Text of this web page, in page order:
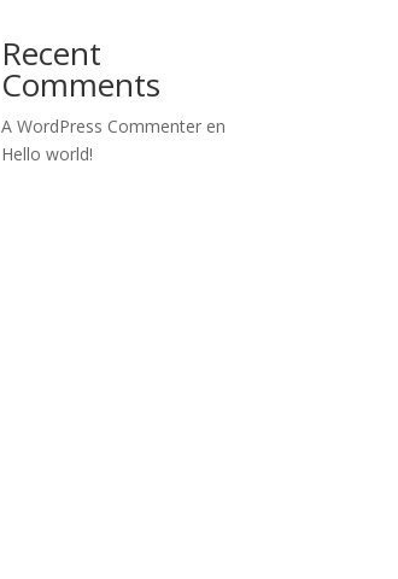
Recent
Comments
A WordPress Commenter en
Hello world!